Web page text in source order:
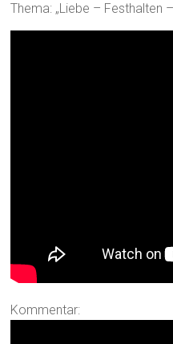
Thema: „Liebe – Festhalten
Kommentar: